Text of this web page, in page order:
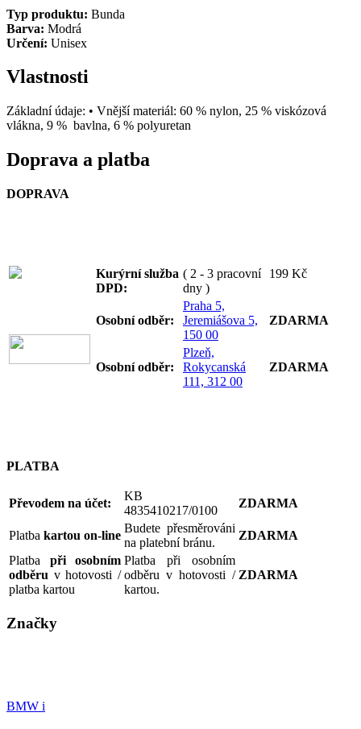
Typ produktu: Bunda
Barva: Modrá
Určení: Unisex
Vlastnosti
Základní údaje: • Vnější materiál: 60 % nylon, 25 % viskózová
vlákna, 9 % bavlna, 6 % polyuretan
Doprava a platba
DOPRAVA
Kurýrní služba
DPD:
( 2 - 3 pracovní
dny )
199 Kč
Osobní odběr:
Praha 5,
Jeremiášova 5,
150 00
ZDARMA
Osobní odběr:
Plzeň,
Rokycanská
111, 312 00
ZDARMA
PLATBA
Převodem na účet:
KB
4835410217/0100
ZDARMA
Platba kartou on-line
Budete přesměrováni
na platební bránu.
ZDARMA
Platba při osobním
odběru v hotovosti /
platba kartou
Platba při osobním
odběru v hotovosti /
kartou.
ZDARMA
Značky
BMW i